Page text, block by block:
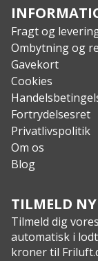
Kontraststof:
Polyester /
Foer: 100%
Fragt og
Ombytning og
Gavekort
Cookies
Fortrydelsesret
Privatlivspolitik
Om os
Blog
TILMELD
Tilmeld dig
automatisk i
kroner til